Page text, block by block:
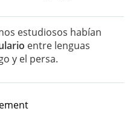
estudiosos habían
entre lenguas
y el persa.